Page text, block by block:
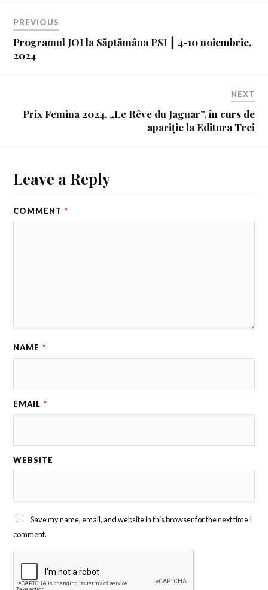
PREVIOUS
Programul JOI la Săptămâna PSI ┃ 4-10 noiembrie,
2024
NEXT
Prix Femina 2024, „Le Rêve du Jaguar”, în curs de
apariție la Editura Trei
Leave a Reply
COMMENT *
NAME *
EMAIL *
WEBSITE
Save my name, email, and website in this browser for the next time I
comment.